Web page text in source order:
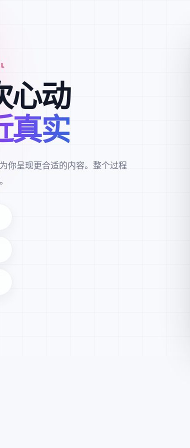
心动
真实
你呈现更合适的内容。整个过程